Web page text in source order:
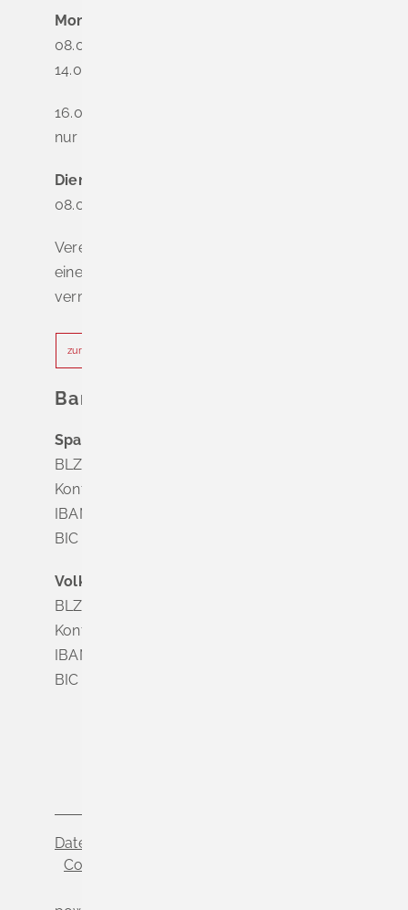
Montag
08.00 - 12.00 Uhr
14.00 - 16.00 Uhr
16.00 - 18.00 Uhr
nur nach Terminvereinbarung
Dienstag - Freitag
08.00 - 12.00 Uhr
Vereinbaren Sie online oder telefonisch
einen Termin, um Wartezeiten zu
vermeiden.
zur Terminvereinbarung
Bankverbindung
Sparkasse Markgräflerland Müllheim
BLZ 683 518 65
Konto Nr. 8 028 524
IBAN DE63 6835 1865 0008 0285 24
BIC SOLADES1MGL
Volksbank Dreiländereck
BLZ 683 900 00
Konto Nr. 3 500 004
IBAN DE56 6839 0000 0003 5000 04
BIC VOLODE66
Datenschutz
Cookie-Einstellungen